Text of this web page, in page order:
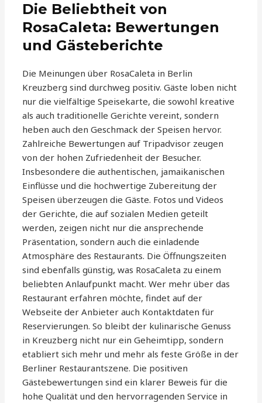
Die Beliebtheit von
RosaCaleta: Bewertungen
und Gästeberichte
Die Meinungen über RosaCaleta in Berlin
Kreuzberg sind durchweg positiv. Gäste loben nicht
nur die vielfältige Speisekarte, die sowohl kreative
als auch traditionelle Gerichte vereint, sondern
heben auch den Geschmack der Speisen hervor.
Zahlreiche Bewertungen auf Tripadvisor zeugen
von der hohen Zufriedenheit der Besucher.
Insbesondere die authentischen, jamaikanischen
Einflüsse und die hochwertige Zubereitung der
Speisen überzeugen die Gäste. Fotos und Videos
der Gerichte, die auf sozialen Medien geteilt
werden, zeigen nicht nur die ansprechende
Präsentation, sondern auch die einladende
Atmosphäre des Restaurants. Die Öffnungszeiten
sind ebenfalls günstig, was RosaCaleta zu einem
beliebten Anlaufpunkt macht. Wer mehr über das
Restaurant erfahren möchte, findet auf der
Webseite der Anbieter auch Kontaktdaten für
Reservierungen. So bleibt der kulinarische Genuss
in Kreuzberg nicht nur ein Geheimtipp, sondern
etabliert sich mehr und mehr als feste Größe in der
Berliner Restaurantszene. Die positiven
Gästebewertungen sind ein klarer Beweis für die
hohe Qualität und den hervorragenden Service in